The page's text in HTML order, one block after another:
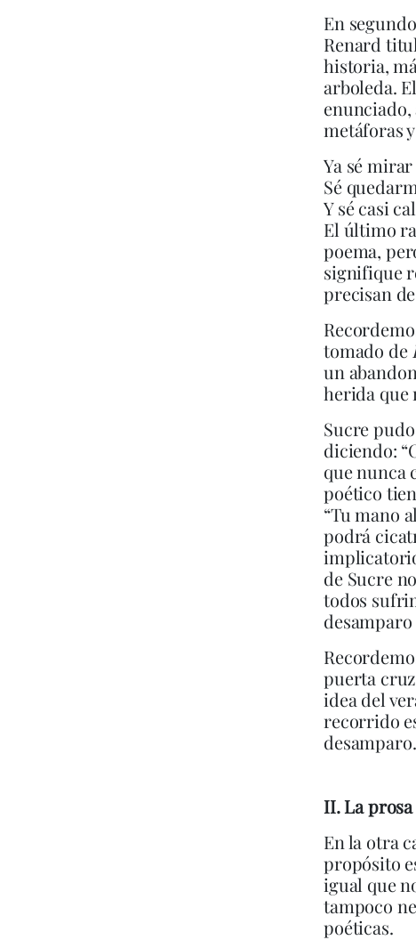
En
Renard
historia,
arboleda.
metáforas
Ya sé
Sé
Y sé casi
El último
poema,
signifique
precisan
tomado de
un
herida que
Sucre
diciendo:
que nunca
poético
“Tu mano
podrá
de Sucre
todos
desamparo
puerta
idea del
recorrido
desamparo.
II. La
En la otra
propósito
igual que
tampoco
poéticas.